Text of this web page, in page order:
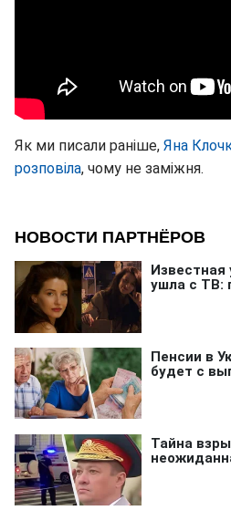
Як ми писали раніше, Яна
розповіла, чому не заміжня.